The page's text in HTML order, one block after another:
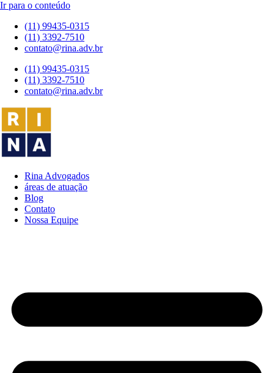
Ir para o conteúdo
(11) 99435-0315
(11) 3392-7510
contato@rina.adv.br
(11) 99435-0315
(11) 3392-7510
contato@rina.adv.br
Rina Advogados
áreas de atuação
Blog
Contato
Nossa Equipe